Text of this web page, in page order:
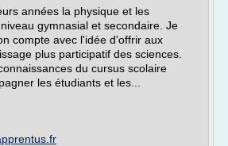
années la physique et les
gymnasial et secondaire. Je
compte avec l'idée d'offrir aux
plus participatif des sciences.
du cursus scolaire
les étudiants et les...